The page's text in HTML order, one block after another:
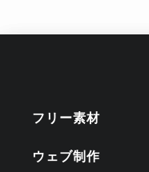
フリー素材
ウェブ制作